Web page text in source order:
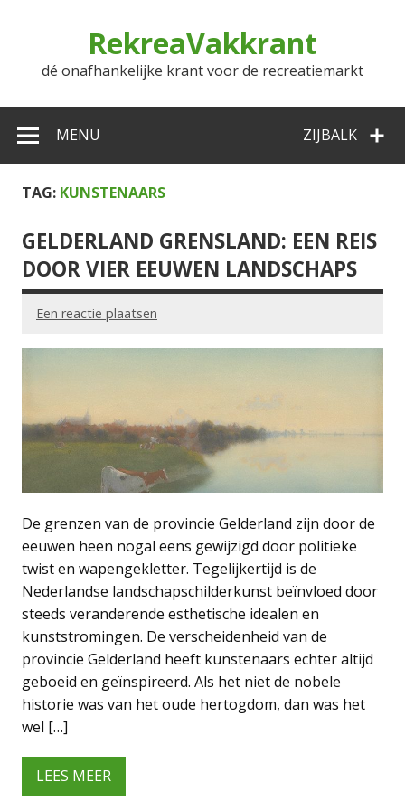
RekreaVakkrant
dé onafhankelijke krant voor de recreatiemarkt
ZIJBALK
MENU
TAG: KUNSTENAARS
GELDERLAND GRENSLAND: EEN REIS
DOOR VIER EEUWEN LANDSCHAPS
Een reactie plaatsen
De grenzen van de provincie Gelderland zijn door de
eeuwen heen nogal eens gewijzigd door politieke
twist en wapengekletter. Tegelijkertijd is de
Nederlandse landschapschilderkunst beïnvloed door
steeds veranderende esthetische idealen en
kunststromingen. De verscheidenheid van de
provincie Gelderland heeft kunstenaars echter altijd
geboeid en geïnspireerd. Als het niet de nobele
historie was van het oude hertogdom, dan was het
wel […]
LEES MEER